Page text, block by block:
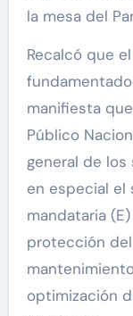
la mesa del
Recalcó que
manifiesta
Público
general de
en especial el
mandataria
protección del
optimización